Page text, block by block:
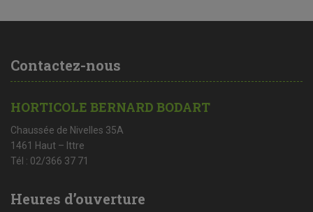
Contactez-nous
HORTICOLE BERNARD BODART
Chaussée de Nivelles 35A
1461 Haut – Ittre
Tél : 02/366 37 71
Heures d’ouverture